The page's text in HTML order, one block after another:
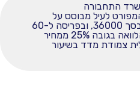
התחבורה
לעיל מבוסס על
עסקה הכוללת מקדמה בסך 36000, ובפריסה ל-60
תשלומים. רכיב הבלון בהלוואה בגובה 25% ממחיר
צמודת מדד בשיעור